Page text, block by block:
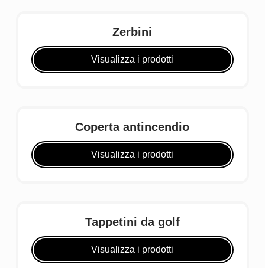
Zerbini
Visualizza i prodotti
Coperta antincendio
Visualizza i prodotti
Tappetini da golf
Visualizza i prodotti